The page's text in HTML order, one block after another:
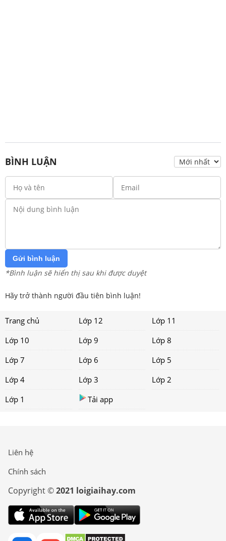
BÌNH LUẬN
Gửi bình luận
*Bình luận sẽ hiển thị sau khi được duyệt
Hãy trở thành người đầu tiên bình luận!
Trang chủ Lớp 12
Lớp 11
Lớp 10
Lớp 9
Lớp 8
Lớp 7
Lớp 6
Lớp 5
Lớp 4
Lớp 3
Lớp 2
Lớp 1
Tải app
Liên hệ
Chính sách
Copyright ©2021 loigiaihay.com